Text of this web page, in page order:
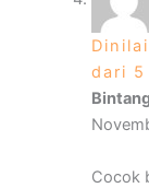
Dinilai
dari 5
Cocok